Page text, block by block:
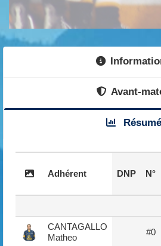
Avant-
Résumé
Adhérent DNP N°
CANTAGALLO
Matheo
#0